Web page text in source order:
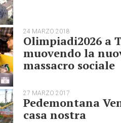
24 MARZO 2018
Olimpiadi2026 a
muovendo la
massacro sociale
27 MARZO 2017
Pedemontana
casa nostra